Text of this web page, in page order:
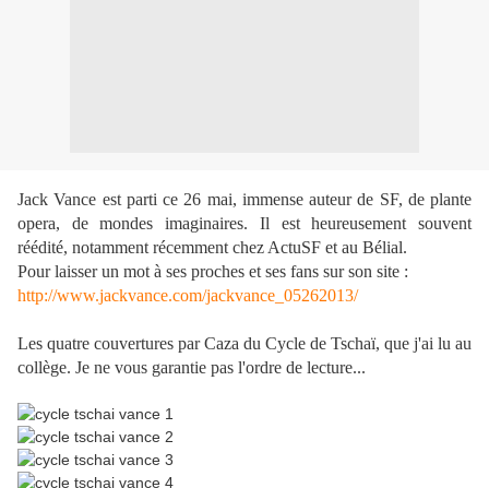
Jack Vance est parti ce 26 mai, immense auteur de SF, de plante
opera, de mondes imaginaires. Il est heureusement souvent
réédité, notamment récemment chez ActuSF et au Bélial.
Pour laisser un mot à ses proches et ses fans sur son site :
http://www.jackvance.com/jackvance_05262013/
Les quatre couvertures par Caza du Cycle de Tschaï, que j'ai lu au
collège. Je ne vous garantie pas l'ordre de lecture...